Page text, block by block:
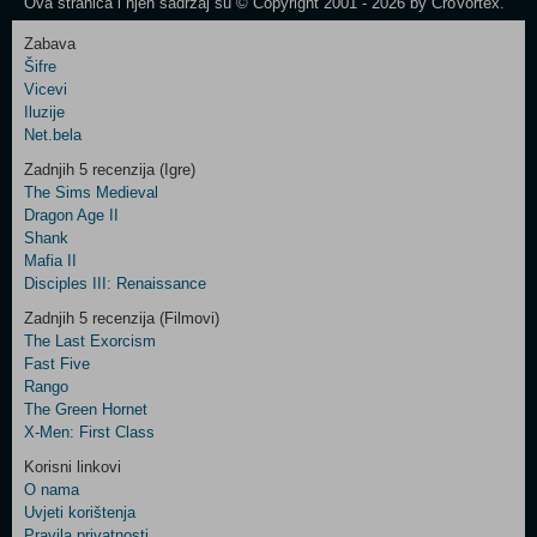
Control
Two
Newsletter
Control
Field
Three
Zabava
Šifre
Vicevi
Iluzije
Net.bela
Zadnjih 5 recenzija (Igre)
The Sims Medieval
Dragon Age II
Shank
Mafia II
Disciples III: Renaissance
Zadnjih 5 recenzija (Filmovi)
The Last Exorcism
Fast Five
Rango
The Green Hornet
X-Men: First Class
Korisni linkovi
O nama
Uvjeti korištenja